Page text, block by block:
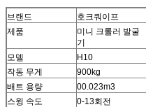
브랜드 호크쿼이프
제품
미니 크롤러 발굴
기
모델 H10
작동 무게
900kg
배트 용량
00.023m3
스윙 속도
0-13회전